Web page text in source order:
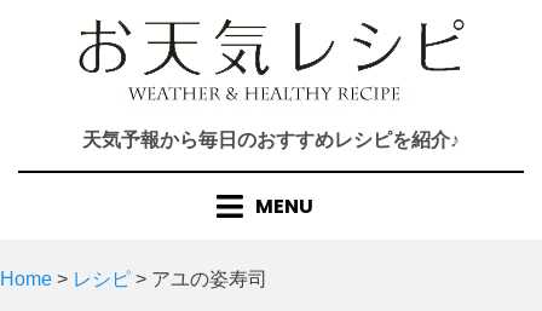
天気予報から毎日のおすすめレシピを紹介♪
MENU
Home > レシピ > アユの姿寿司